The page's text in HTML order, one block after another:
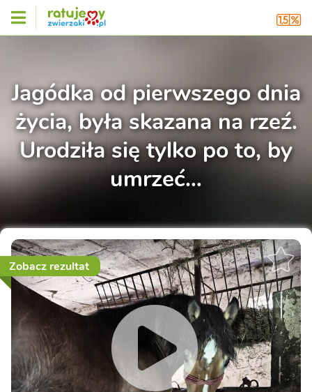
Jagódka od pierwszego dnia
życia, była skazana na rzeź.
Urodziła się tylko po to, by
umrzeć…
Zobacz rezultat